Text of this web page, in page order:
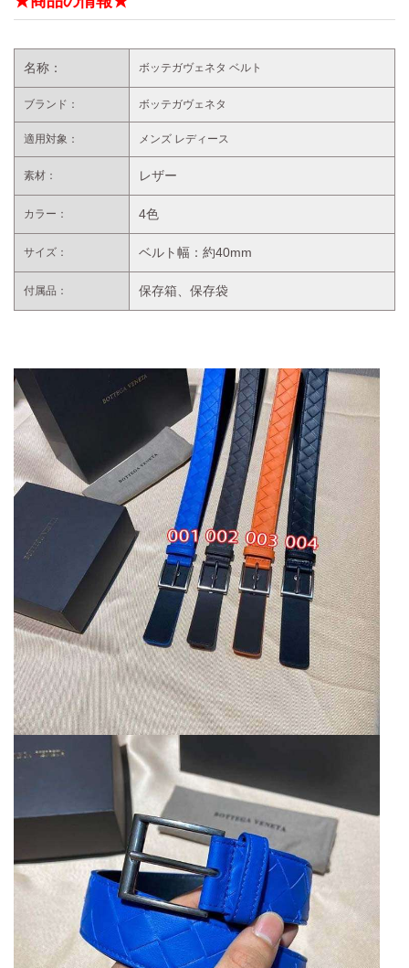
名称： ボッテガヴェネタ ベルト
ブランド： ボッテガヴェネタ
適用対象： メンズ レディース
素材： レザー
カラー： 4色
サイズ： ベルト幅：約40mm
付属品： 保存箱、保存袋